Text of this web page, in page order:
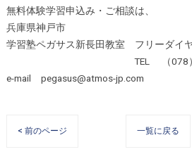
無料体験学習申込み・ご相談は、
兵庫県神戸市
学習塾ペガサス新長田教室 フリーダイ
TEL （078）
e-mail pegasus@atmos-jp.com
< 前のページ 一覧に戻る